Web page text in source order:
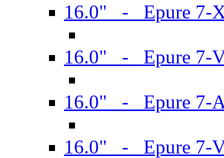
16.0" - Epure 7-
16.0" - Epure 7-
16.0" - Epure 7-
16.0" - Epure 7-